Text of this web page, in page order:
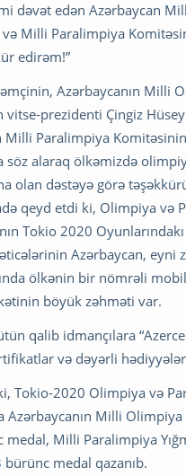
dəvət edən Azərbaycan
Milli Paralimpiya
edirəm!”
Azərbaycanın Milli
vitse-prezidenti Çingiz
Milli Paralimpiya
söz alaraq ölkəmizdə
olan dəstəyə görə
qeyd etdi ki, Olimpiya və
Tokio 2020
Azərbaycan, eyni
ölkənin bir nömrəli
böyük zəhməti var.
qalib idmançılara
və dəyərli
Tokio-2020 Olimpiya və
Azərbaycanın Milli Olimpiya
Milli Paralimpiya
bürünc medal qazanıb.